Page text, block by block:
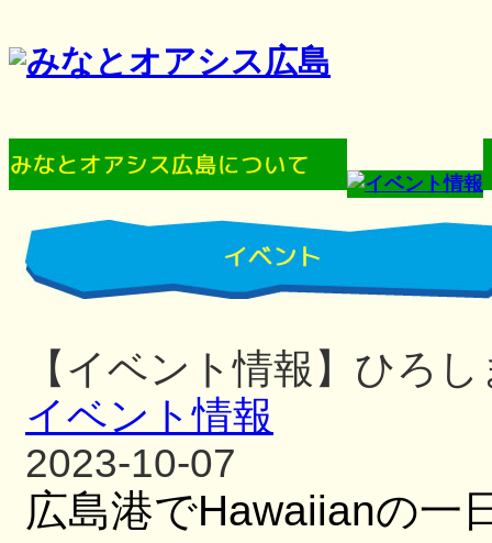
【イベント情報】ひろ
イベント情報
2023-10-07
広島港でHawaiianの一